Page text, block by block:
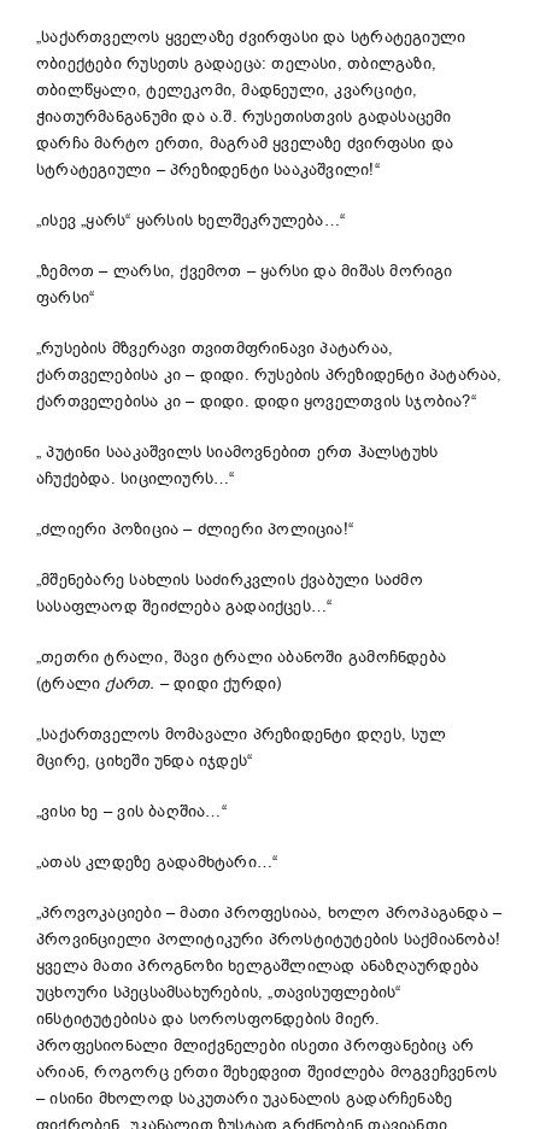
„საქართველოს ყველაზე ძვირფასი და სტრატეგიული
ობიექტები რუსეთს გადაეცა: თელასი, თბილგაზი,
თბილწყალი, ტელეკომი, მადნეული, კვარციტი,
ჭიათურმანგანუმი და ა.შ. რუსეთისთვის გადასაცემი
დარჩა მარტო ერთი, მაგრამ ყველაზე ძვირფასი და
სტრატეგიული – პრეზიდენტი სააკაშვილი!“
„ისევ „ყარს“ ყარსის ხელშეკრულება…“
„ზემოთ – ლარსი, ქვემოთ – ყარსი და მიშას მორიგი
ფარსი“
„რუსების მზვერავი თვითმფრინავი პატარაა,
ქართველებისა კი – დიდი. რუსების პრეზიდენტი პატარაა,
ქართველებისა კი – დიდი. დიდი ყოველთვის სჯობია?“
„ პუტინი სააკაშვილს სიამოვნებით ერთ ჰალსტუხს
აჩუქებდა. სიცილიურს…“
„ძლიერი პოზიცია – ძლიერი პოლიცია!“
„მშენებარე სახლის საძირკვლის ქვაბული საძმო
სასაფლაოდ შეიძლება გადაიქცეს…“
„თეთრი ტრალი, შავი ტრალი აბანოში გამოჩნდება
(ტრალიქართ. – დიდი ქურდი)
„საქართველოს მომავალი პრეზიდენტი დღეს, სულ
მცირე, ციხეში უნდა იჯდეს“
„ვისი ხე – ვის ბაღშია…“
„ათას კლდეზე გადამხტარი…“
„პროვოკაციები – მათი პროფესიაა, ხოლო პროპაგანდა –
პროვინციელი პოლიტიკური პროსტიტუტების საქმიანობა!
ყველა მათი პროგნოზი ხელგაშლილად ანაზღაურდება
უცხოური სპეცსამსახურების, „თავისუფლების“
ინსტიტუტებისა და სოროსფონდების მიერ.
პროფესიონალი მლიქვნელები ისეთი პროფანებიც არ
არიან, როგორც ერთი შეხედვით შეიძლება მოგვეჩვენოს
– ისინი მხოლოდ საკუთარი უკანალის გადარჩენაზე